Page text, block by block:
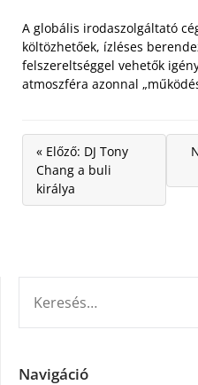
A globális irodaszolgáltató
költözhetőek, ízléses
felszereltséggel vehetők
atmoszféra azonnal
« Előző: DJ Tony
Chang a buli
királya
Navigáció